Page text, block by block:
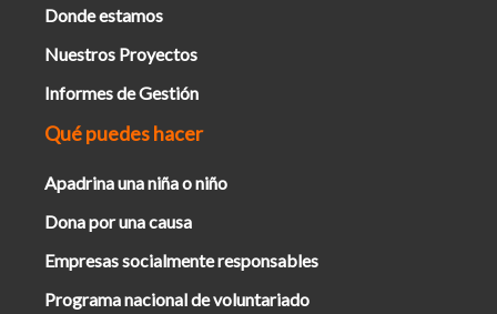
Donde estamos
Nuestros Proyectos
Informes de Gestión
Qué puedes hacer
Apadrina una niña o niño
Dona por una causa
Empresas socialmente responsables
Programa nacional de voluntariado